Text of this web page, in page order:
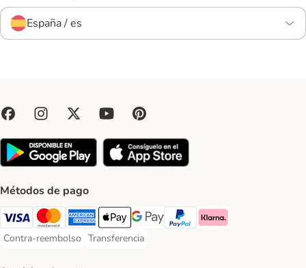
España / es
Métodos de pago
Visa Payment Method
Mastercard Payment Method
American Express Payment Method
Apple Pay Payment Method
Google Pay Payment Method
PayPal Payment Method
Klarna Payment Method
Contra-reembolso
Contra-reembolso Payment Method
Transferencia
Transferencia Payment Method